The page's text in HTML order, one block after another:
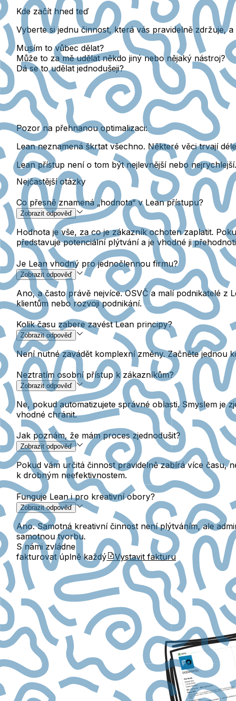
Kde začít hned teď
Vyberte sijednu činnost, která vás pravidelně zdržuje, a
Musím to vůbec dělat?
Může to za mě udělat někdo jiný nebo nějaký nástroj?
Dá se to udělat jednodušeji?
Pozor na přehnanou optimalizaci:
Lean neznamená škrtat všechno. Některé věci trvají
Lean přístup není o tom být nejlevnější nebo
Nejčastější otázky
Co přesně znamená „hodnota“ v Lean přístupu?
Zobrazit odpověď
Hodnota je vše, za co je zákazník ochoten zaplatit.
představuje potenciální plýtvání a je vhodné ji
Je Lean vhodný pro jednočlennou firmu?
Zobrazit odpověď
Ano, a často právě nejvíce. OSVČ a malí podnikatelé
klientům nebo rozvoji podnikání.
Kolik času zabere zavést Lean principy?
Zobrazit odpověď
Není nutné zavádět komplexní změny. Začněte
Neztratím osobní přístup k zákazníkům?
Zobrazit odpověď
Ne, pokud automatizujete správné oblasti. Smyslem je
vhodné chránit.
Jak poznám, že mám proces zjednodušit?
Zobrazit odpověď
Pokud vám určitá činnost pravidelně zabírá více času,
k drobným neefektivnostem.
Funguje Lean i pro kreativní obory?
Zobrazit odpověď
Ano. Samotná kreativní činnost není plýtváním, ale
samotnou tvorbu.
S námi zvládne
fakturovat úplně každý
Vystavit fakturu